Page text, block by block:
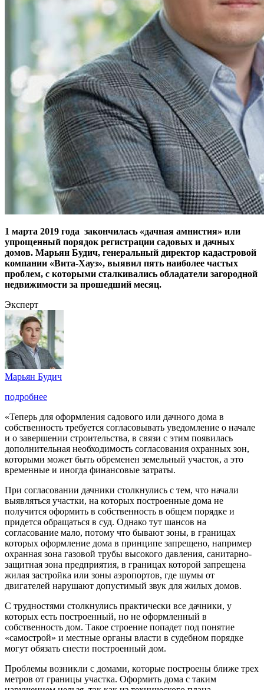
1 марта 2019 года закончилась «дачная амнистия» или
упрощенный порядок регистрации садовых и дачных
домов. Марьян Будич, генеральный директор кадастровой
компании «Вита-Хауз», выявил пять наиболее частых
проблем, с которыми сталкивались обладатели загородной
недвижимости за прошедший месяц.
Эксперт
Марьян Будич
подробнее
«Теперь для оформления садового или дачного дома в
собственность требуется согласовывать уведомление о начале
и о завершении строительства, в связи с этим появилась
дополнительная необходимость согласования охранных зон,
которыми может быть обременен земельный участок, а это
временные и иногда финансовые затраты.
При согласовании дачники столкнулись с тем, что начали
выявляться участки, на которых построенные дома не
получится оформить в собственность в общем порядке и
придется обращаться в суд. Однако тут шансов на
согласование мало, потому что бывают зоны, в границах
которых оформление дома в принципе запрещено, например
охранная зона газовой трубы высокого давления, санитарно-
защитная зона предприятия, в границах которой запрещена
жилая застройка или зоны аэропортов, где шумы от
двигателей нарушают допустимый звук для жилых домов.
С трудностями столкнулись практически все дачники, у
которых есть построенный, но не оформленный в
собственность дом. Такое строение попадет под понятие
«самострой» и местные органы власти в судебном порядке
могут обязать снести построенный дом.
Проблемы возникли с домами, которые построены ближе трех
метров от границы участка. Оформить дома с таким